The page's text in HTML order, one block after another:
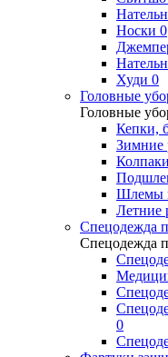
Носки 0
Худи 0
Головные
Головные
Кепки,
Зимние
Шлемы
Летние
Спецодежда
Спецодежда
0